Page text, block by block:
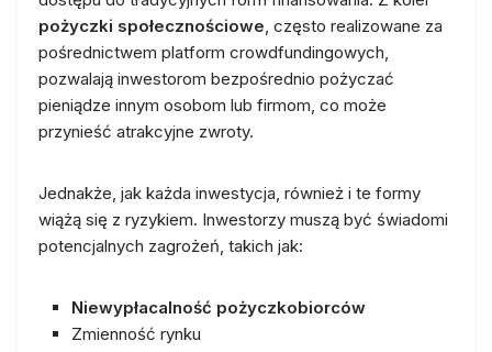
pożyczki społecznościowe, często realizowane za
pośrednictwem platform crowdfundingowych,
pozwalają inwestorom bezpośrednio pożyczać
pieniądze innym osobom lub firmom, co może
przynieść atrakcyjne zwroty.
Jednakże, jak każda inwestycja, również i te formy
wiążą się z ryzykiem. Inwestorzy muszą być świadomi
potencjalnych zagrożeń, takich jak:
Niewypłacalność pożyczkobiorców
Zmienność rynku